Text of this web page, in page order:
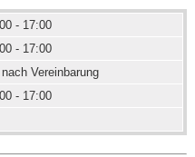
- 17:00
- 17:00
Vereinbarung
- 17:00